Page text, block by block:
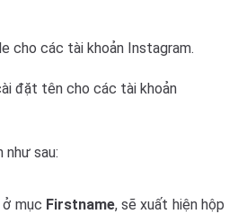
cho các tài khoản Instagram.
đặt tên cho các tài khoản
sau:
ở mục Firstname, sẽ xuất hiện hộp